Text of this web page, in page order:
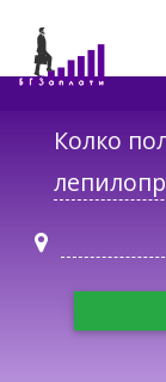
Колко